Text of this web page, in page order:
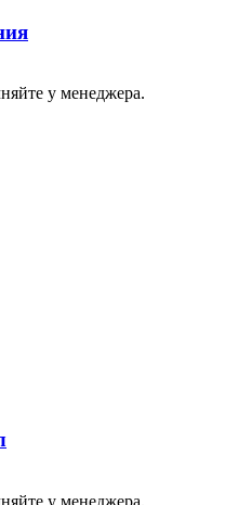
у менеджера.
у менеджера.